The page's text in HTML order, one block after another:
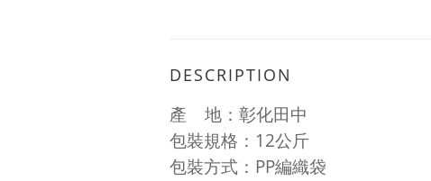
DESCRIPTION
產
地：彰化田中
包裝規格： 12公斤
包裝方式： PP編織袋